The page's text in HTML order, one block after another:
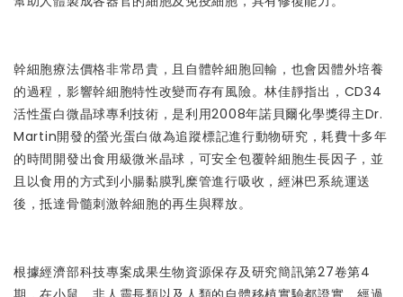
幹細胞療法價格非常昂貴，且自體幹細胞回輸，也會因體外培養
的過程，影響幹細胞特性改變而存有風險。林佳靜指出，CD34
活性蛋白微晶球專利技術，是利用2008年諾貝爾化學獎得主Dr.
Martin開發的螢光蛋白做為追蹤標記進行動物研究，耗費十多年
的時間開發出食用級微米晶球，可安全包覆幹細胞生長因子，並
且以食用的方式到小腸黏膜乳糜管進行吸收，經淋巴系統運送
後，抵達骨髓刺激幹細胞的再生與釋放。
根據經濟部科技專案成果生物資源保存及研究簡訊第27卷第4